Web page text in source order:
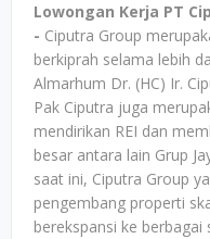
Lowongan Kerja PT
- Ciputra Group
berkiprah selama lebih
Almarhum Dr. (HC) Ir.
Pak Ciputra juga
mendirikan REI dan
besar antara lain Grup
saat ini, Ciputra Group
pengembang properti
berekspansi ke